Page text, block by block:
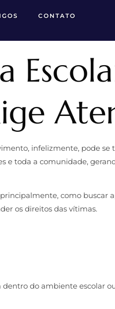
CONTATO
infelizmente, pode se
e toda a comunidade,
como buscar
os direitos das vítimas.
do ambiente escolar